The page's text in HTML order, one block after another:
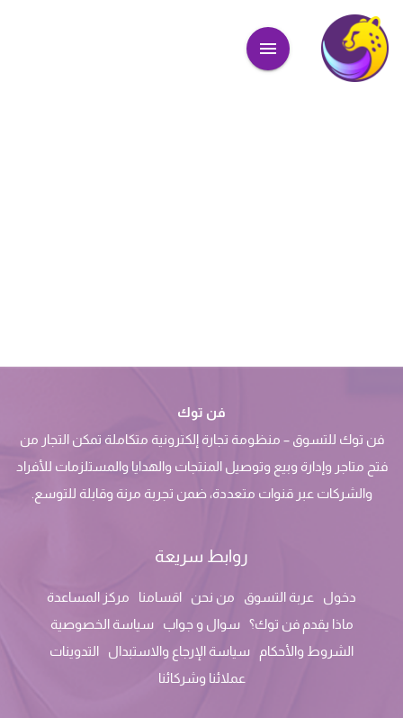
فن توك
فن توك للتسوق – منظومة تجارة إلكترونية متكاملة تمكن التجار من
فتح متاجر وإدارة وبيع وتوصيل المنتجات والهدايا والمستلزمات للأفراد
والشركات عبر قنوات متعددة، ضمن تجربة مرنة وقابلة للتوسع.
روابط سريعة
دخول عربة التسوق من نحن اقسامنا
مركز المساعدة
ماذا يقدم فن توك؟
سوال و جواب
سياسة الخصوصية
الشروط والأحكام
سياسة الإرجاع والاستبدال
التدوينات
عملائنا وشركائنا